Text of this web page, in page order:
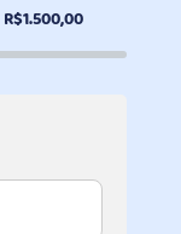
R$1.500,00